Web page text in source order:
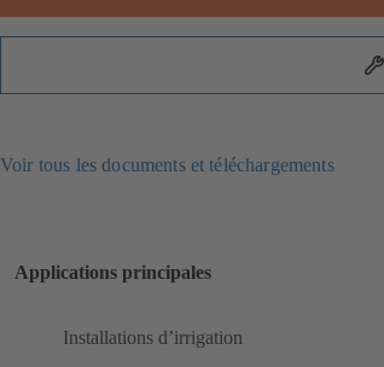
Voir tous les documents et téléchargements
Applications principales
Installations d’irrigation